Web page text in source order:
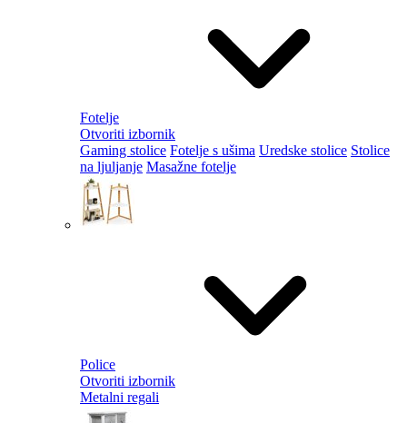
Fotelje
Otvoriti izbornik
Gaming stolice Fotelje s ušima Uredske stolice Stolice
na ljuljanje Masažne fotelje
Police
Otvoriti izbornik
Metalni regali